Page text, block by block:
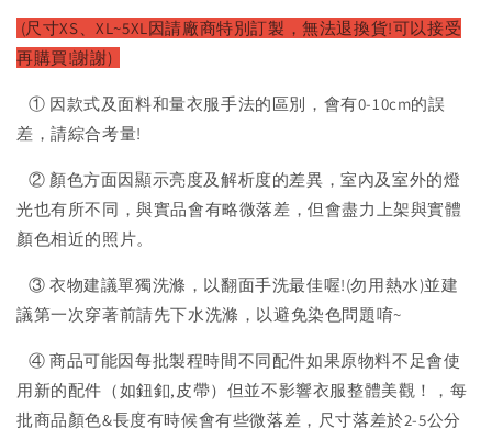
(尺寸XS、XL~5XL因請廠商特別訂製，無法退換貨!可以接受
再購買!謝謝)
① 因款式及面料和量衣服手法的區別，會有0-10cm的誤
差，請綜合考量!
② 顏色方面因顯示亮度及解析度的差異，室內及室外的燈
光也有所不同，與實品會有略微落差，但會盡力上架與實體
顏色相近的照片。
③ 衣物建議單獨洗滌，以翻面手洗最佳喔!(勿用熱水)並建
議第一次穿著前請先下水洗滌，以避免染色問題唷~
④ 商品可能因每批製程時間不同配件如果原物料不足會使
用新的配件（如鈕釦,皮帶）但並不影響衣服整體美觀！，每
批商品顏色&長度有時候會有些微落差，尺寸落差於2-5公分